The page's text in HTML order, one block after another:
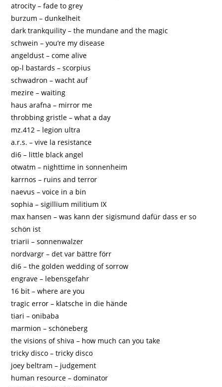
atrocity – fade to grey
burzum – dunkelheit
dark trankquility – the mundane and the magic
schwein – you’re my disease
angeldust – come alive
op-l bastards – scorpius
schwadron – wacht auf
mezire – waiting
haus arafna – mirror me
throbbing gristle – what a day
mz.412 – legion ultra
a.r.s. – vive la resistance
di6 – little black angel
otwatm – nighttime in sonnenheim
karrnos – ruins and terror
naevus – voice in a bin
sophia – sigillium militium IX
max hansen – was kann der sigismund dafür dass er so
schön ist
triarii – sonnenwalzer
nordvargr – det var bättre förr
di6 – the golden wedding of sorrow
engrave – lebensgefahr
16 bit – where are you
tragic error – klatsche in die hände
tiari – onibaba
marmion – schöneberg
the visions of shiva – how much can you take
tricky disco – tricky disco
joey beltram – judgement
human resource – dominator